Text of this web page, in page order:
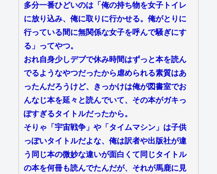
多分一番ひどいのは「俺の持ち物を女子トイレ
に放り込み、俺に取りに行かせる。俺がとりに
行っている間に無関係な女子を呼んで騒ぎにす
る」ってやつ。
おれ自身少しデブで休み時間はずっと本を読ん
でるようなやつだったから虐められる素質はあ
ったんだろうけど、きっかけは俺が図書室でお
んなじ本を延々と読んでいて、その本がガキっ
ぽすぎるタイトルだったから。
そりゃ「宇宙戦争」や「タイムマシン」は子供
っぽいタイトルだよな、俺は訳者や出版社が違
う同じ本の微妙な違いが面白くて同じタイトル
の本を何冊も読んでたんだが、それが馬鹿に見